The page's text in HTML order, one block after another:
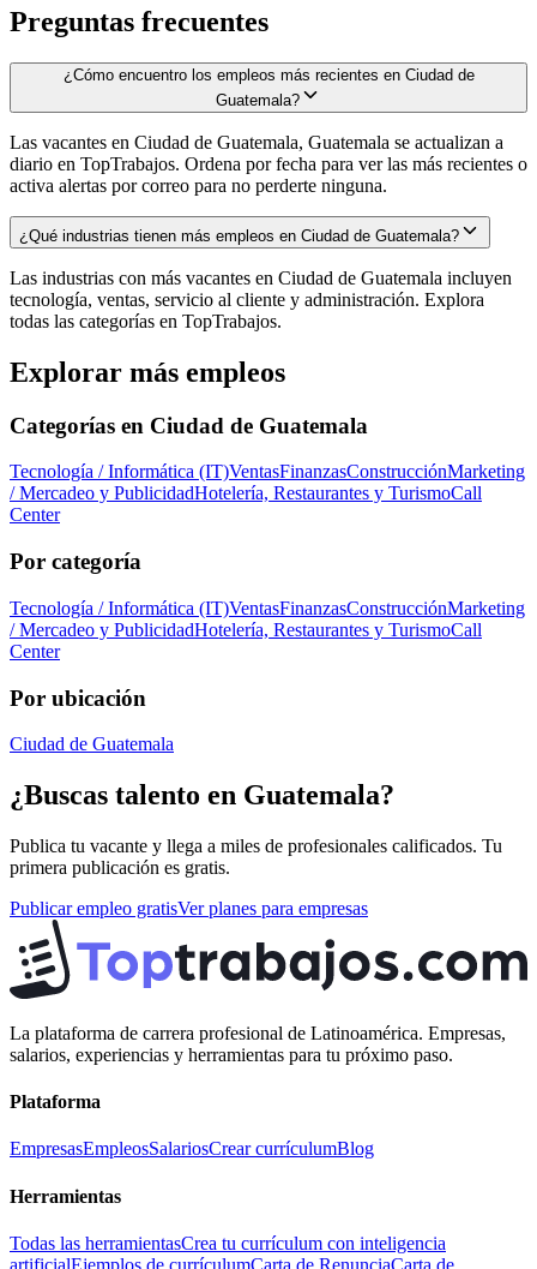
Preguntas frecuentes
¿Cómo encuentro los empleos más recientes en Ciudad de
Guatemala?
Las vacantes en Ciudad de Guatemala, Guatemala se actualizan a
diario en TopTrabajos. Ordena por fecha para ver las más recientes o
activa alertas por correo para no perderte ninguna.
¿Qué industrias tienen más empleos en Ciudad de Guatemala?
Las industrias con más vacantes en Ciudad de Guatemala incluyen
tecnología, ventas, servicio al cliente y administración. Explora
todas las categorías en TopTrabajos.
Explorar más empleos
Categorías en Ciudad de Guatemala
Tecnología / Informática (IT)VentasFinanzasConstrucciónMarketing
/ Mercadeo y PublicidadHotelería, Restaurantes y TurismoCall
Center
Por categoría
Tecnología / Informática (IT)VentasFinanzasConstrucciónMarketing
/ Mercadeo y PublicidadHotelería, Restaurantes y TurismoCall
Center
Por ubicación
Ciudad de Guatemala
¿Buscas talento en Guatemala?
Publica tu vacante y llega a miles de profesionales calificados. Tu
primera publicación es gratis.
Publicar empleo gratisVer planes para empresas
La plataforma de carrera profesional de Latinoamérica. Empresas,
salarios, experiencias y herramientas para tu próximo paso.
Plataforma
EmpresasEmpleosSalariosCrear currículumBlog
Herramientas
Todas las herramientasCrea tu currículum con inteligencia
artificialEjemplos de currículumCarta de RenunciaCarta de